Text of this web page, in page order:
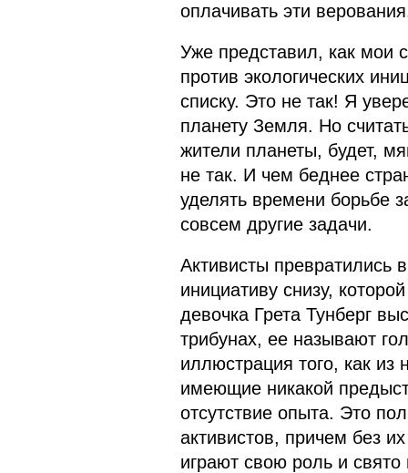
оплачивать эти
Уже представил, как мои
против экологических
списку. Это не так! Я
планету Земля. Но
жители планеты, будет,
не так. И чем беднее
уделять времени борьбе
совсем другие задачи.
Активисты превратились
инициативу снизу,
девочка Грета Тунберг
трибунах, ее называют
иллюстрация того, как из
имеющие никакой
отсутствие опыта. Это
активистов, причем без
играют свою роль и свято